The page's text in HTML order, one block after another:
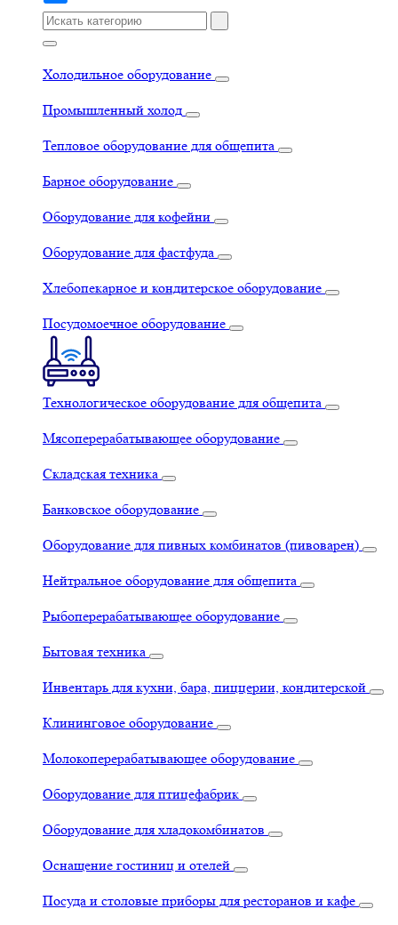
Холодильное оборудование
Промышленный холод
Тепловое оборудование для общепита
Барное оборудование
Оборудование для кофейни
Оборудование для фастфуда
Хлебопекарное и кондитерское оборудование
Посудомоечное оборудование
Технологическое оборудование для общепита
Мясоперерабатывающее оборудование
Складская техника
Банковское оборудование
Оборудование для пивных комбинатов (пивоварен)
Нейтральное оборудование для общепита
Рыбоперерабатывающее оборудование
Бытовая техника
Инвентарь для кухни, бара, пиццерии, кондитерской
Клининговое оборудование
Молокоперерабатывающее оборудование
Оборудование для птицефабрик
Оборудование для хладокомбинатов
Оснащение гостиниц и отелей
Посуда и столовые приборы для ресторанов и кафе